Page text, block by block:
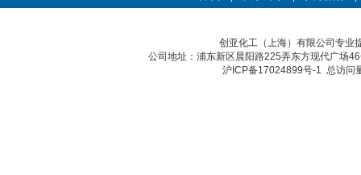
创亚化工（上海）有限公司专业
公司地址：浦东新区晨阳路225弄东方现代广场
沪ICP备17024899号-1 总访问